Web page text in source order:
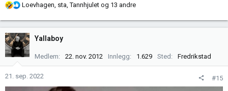
R
k
s
o
n
e
Loevhagen sta ,Tannhjulet og 13 andre
Yallaboy
Medlem 22. nov. 2012 Innlegg 1.629 Sted Fredrikstad
21. sep. 2022 #15